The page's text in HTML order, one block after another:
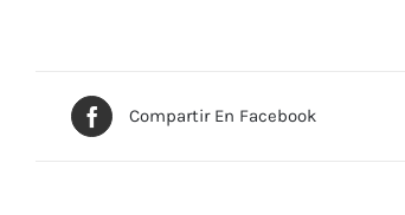
Compartir En Facebook